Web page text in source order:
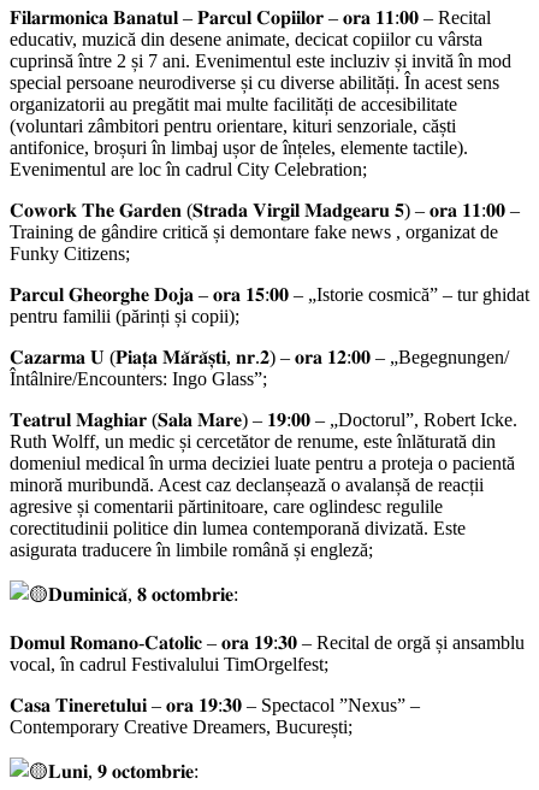
𝐅𝐢𝐥𝐚𝐫𝐦𝐨𝐧𝐢𝐜𝐚 𝐁𝐚𝐧𝐚𝐭𝐮𝐥 – 𝐏𝐚𝐫𝐜𝐮𝐥 𝐂𝐨𝐩𝐢𝐢𝐥𝐨𝐫 – 𝐨𝐫𝐚 𝟏𝟏:𝟎𝟎 – Recital
educativ, muzică din desene animate, decicat copiilor cu vârsta
cuprinsă între 2 și 7 ani. Evenimentul este incluziv și invită în mod
special persoane neurodiverse și cu diverse abilități. În acest sens
organizatorii au pregătit mai multe facilități de accesibilitate
(voluntari zâmbitori pentru orientare, kituri senzoriale, căști
antifonice, broșuri în limbaj ușor de înțeles, elemente tactile).
Evenimentul are loc în cadrul City Celebration;
𝐂𝐨𝐰𝐨𝐫𝐤 𝐓𝐡𝐞 𝐆𝐚𝐫𝐝𝐞𝐧 (𝐒𝐭𝐫𝐚𝐝𝐚 𝐕𝐢𝐫𝐠𝐢𝐥 𝐌𝐚𝐝𝐠𝐞𝐚𝐫𝐮 𝟓) – 𝐨𝐫𝐚 𝟏𝟏:𝟎𝟎 –
Training de gândire critică și demontare fake news , organizat de
Funky Citizens;
𝐏𝐚𝐫𝐜𝐮𝐥 𝐆𝐡𝐞𝐨𝐫𝐠𝐡𝐞 𝐃𝐨𝐣𝐚 – 𝐨𝐫𝐚 𝟏𝟓:𝟎𝟎 – „Istorie cosmică” – tur ghidat
pentru familii (părinți și copii);
𝐂𝐚𝐳𝐚𝐫𝐦𝐚 𝐔 (𝐏𝐢𝐚𝐭̦𝐚 𝐌𝐚̆𝐫𝐚̆𝐬̦𝐭𝐢, 𝐧𝐫.𝟐) – 𝐨𝐫𝐚 𝟏𝟐:𝟎𝟎 – „Begegnungen/
Întâlnire/Encounters: Ingo Glass”;
𝐓𝐞𝐚𝐭𝐫𝐮𝐥 𝐌𝐚𝐠𝐡𝐢𝐚𝐫 (𝐒𝐚𝐥𝐚 𝐌𝐚𝐫𝐞) – 𝟏𝟗:𝟎𝟎 – „Doctorul”, Robert Icke.
Ruth Wolff, un medic și cercetător de renume, este înlăturată din
domeniul medical în urma deciziei luate pentru a proteja o pacientă
minoră muribundă. Acest caz declanșează o avalanșă de reacții
agresive și comentarii părtinitoare, care oglindesc regulile
corectitudinii politice din lumea contemporană divizată. Este
asigurata traducere în limbile română și engleză;
𝐃𝐮𝐦𝐢𝐧𝐢𝐜𝐚̆, 𝟖 𝐨𝐜𝐭𝐨𝐦𝐛𝐫𝐢𝐞:
𝐃𝐨𝐦𝐮𝐥 𝐑𝐨𝐦𝐚𝐧𝐨-𝐂𝐚𝐭𝐨𝐥𝐢𝐜 – 𝐨𝐫𝐚 𝟏𝟗:𝟑𝟎 – Recital de orgă și ansamblu
vocal, în cadrul Festivalului TimOrgelfest;
𝐂𝐚𝐬𝐚 𝐓𝐢𝐧𝐞𝐫𝐞𝐭𝐮𝐥𝐮𝐢 – 𝐨𝐫𝐚 𝟏𝟗:𝟑𝟎 – Spectacol ”Nexus” –
Contemporary Creative Dreamers, București;
𝐋𝐮𝐧𝐢, 𝟗 𝐨𝐜𝐭𝐨𝐦𝐛𝐫𝐢𝐞: